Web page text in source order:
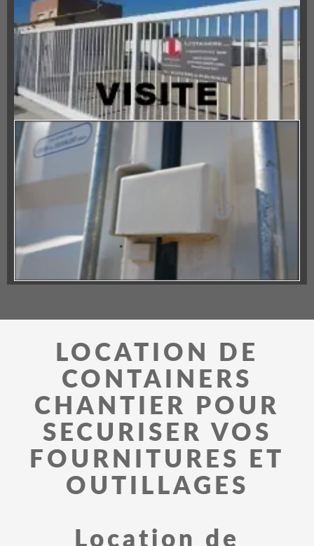
LOCATION DE
CONTAINERS
CHANTIER POUR
SECURISER VOS
FOURNITURES ET
OUTILLAGES
Location de